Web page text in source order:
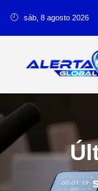
sáb, 8 agosto 2026